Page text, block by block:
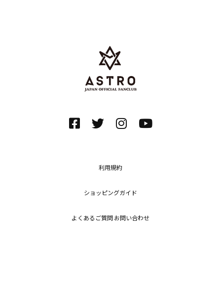
利用規約
ショッピングガイド
よくあるご質問 お問い合わせ